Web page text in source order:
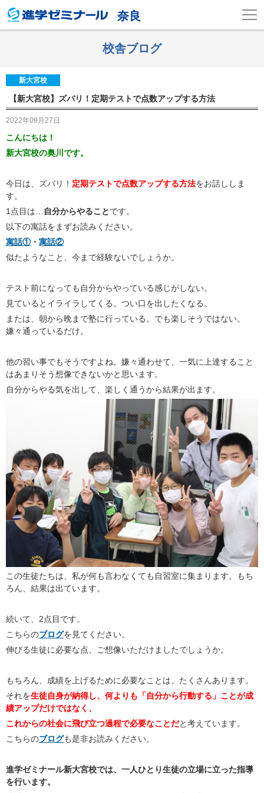
奈良
校舎ブログ
新大宮校
【新大宮校】ズバリ！定期テストで点数アップする方法
2022年09月27日
こんにちは！
新大宮校の奥川です。
今日は、ズバリ！ 定期テストで点数アップする方法をお話ししま
す。
1点目は…
自分からやることです。
以下の寓話をまずお読みください。
寓話①・ 寓話②
似たようなこと、今まで経験ないでしょうか。
テスト前になっても自分からやっている感じがしない。
見ているとイライラしてくる。つい口を出したくなる。
または、朝から晩まで塾に行っている。でも楽しそうではない。
嫌々通っているだけ。
他の習い事でもそうですよね。嫌々通わせて、一気に上達すること
はあまりそう想像できないかと思います。
自分からやる気を出して、楽しく通うから結果が出ます。
この生徒たちは、私が何も言わなくても自習室に集まります。もち
ろん、結果は出ています。
続いて、2点目です。
こちらのブログを見てください。
伸びる生徒に必要な点、ご想像いただけましたでしょうか。
もちろん、成績を上げるために必要なことは、たくさんあります。
それを生徒自身が納得し、何よりも「自分から行動する」ことが成
績アップだけではなく、
これからの社会に飛び立つ過程で必要なことだと考えています。
こちらのブログも是非お読みください。
進学ゼミナール新大宮校では、一人ひとり生徒の立場に立った指導
を行います。